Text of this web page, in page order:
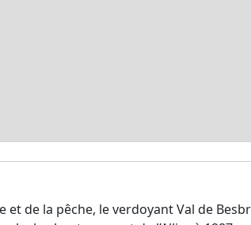
de la pêche, le verdoyant Val de